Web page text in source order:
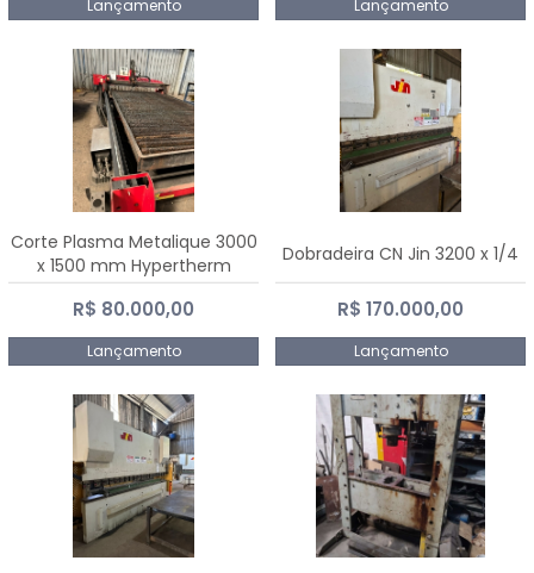
Lançamento Lançamento
Corte Plasma Metalique 3000
x 1500 mm Hypertherm
Powermax 45 xp
R$ 80.000,00
Lançamento
Dobradeira CN Jin 3200 x 1/4
R$ 170.000,00
Lançamento